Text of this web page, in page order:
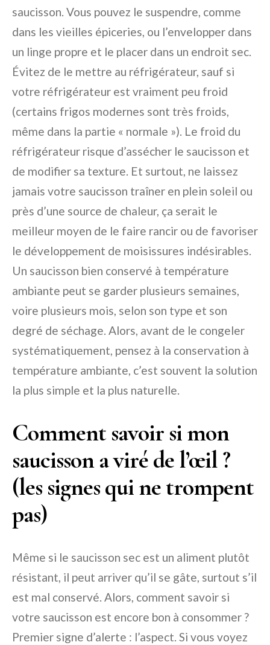
saucisson. Vous pouvez le suspendre, comme
dans les vieilles épiceries, ou l’envelopper dans
un linge propre et le placer dans un endroit sec.
Évitez de le mettre au réfrigérateur, sauf si
votre réfrigérateur est vraiment peu froid
(certains frigos modernes sont très froids,
même dans la partie « normale »). Le froid du
réfrigérateur risque d’assécher le saucisson et
de modifier sa texture. Et surtout, ne laissez
jamais votre saucisson traîner en plein soleil ou
près d’une source de chaleur, ça serait le
meilleur moyen de le faire rancir ou de favoriser
le développement de moisissures indésirables.
Un saucisson bien conservé à température
ambiante peut se garder plusieurs semaines,
voire plusieurs mois, selon son type et son
degré de séchage. Alors, avant de le congeler
systématiquement, pensez à la conservation à
température ambiante, c’est souvent la solution
la plus simple et la plus naturelle.
Comment savoir si mon
saucisson a viré de l’œil ?
(les signes qui ne trompent
pas)
Même si le saucisson sec est un aliment plutôt
résistant, il peut arriver qu’il se gâte, surtout s’il
est mal conservé. Alors, comment savoir si
votre saucisson est encore bon à consommer ?
Premier signe d’alerte : l’aspect. Si vous voyez